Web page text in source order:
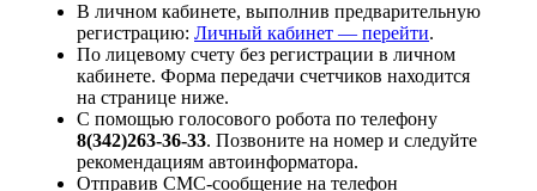
В личном кабинете, выполнив предварительную
регистрацию: Личный кабинет — перейти.
По лицевому счету без регистрации в личном
кабинете. Форма передачи счетчиков находится
на странице ниже.
С помощью голосового робота по телефону
8(342)263-36-33. Позвоните на номер и следуйте
рекомендациям автоинформатора.
Отправив СМС-сообщение на телефон